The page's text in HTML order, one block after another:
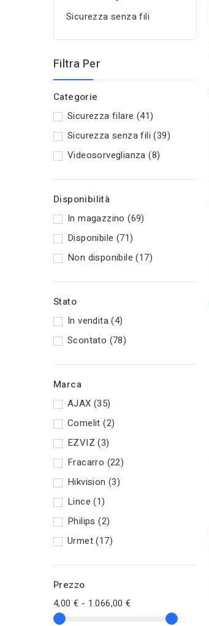
Sicurezza senza fili
Filtra Per
Categorie
Sicurezza filare (41)
Sicurezza senza fili(39)
Videosorveglianza(8)
Disponibilità
In magazzino(69)
Disponibile (71)
Non disponibile(17)
Stato
In vendita(4)
Scontato (78)
Marca
AJAX (35)
Comelit(2)
EZVIZ(3)
Fracarro (22)
Hikvision(3)
Lince(1)
Philips(2)
Urmet(17)
Prezzo
4,00 € - 1.066,00 €